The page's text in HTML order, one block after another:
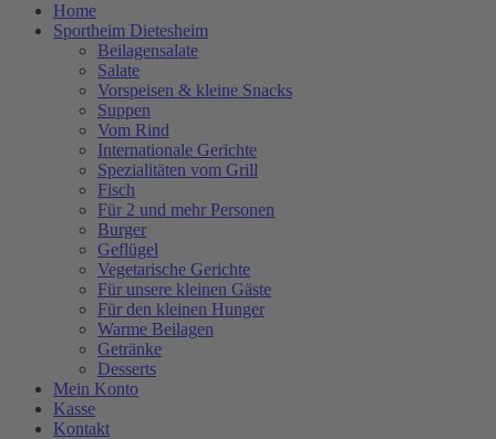
Home
Sportheim Dietesheim
Beilagensalate
Salate
Vorspeisen & kleine Snacks
Suppen
Vom Rind
Internationale Gerichte
Spezialitäten vom Grill
Fisch
Für 2 und mehr Personen
Burger
Geflügel
Vegetarische Gerichte
Für unsere kleinen Gäste
Für den kleinen Hunger
Warme Beilagen
Getränke
Desserts
Mein Konto
Kasse
Kontakt